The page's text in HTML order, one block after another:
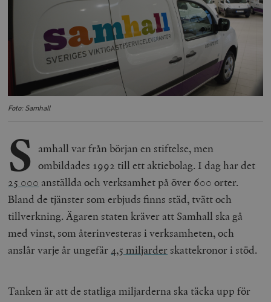
Foto: Samhall
S amhall var från början en stiftelse, men
ombildades 1992 till ett aktiebolag. I dag har det
25 000 anställda och verksamhet på över 600 orter.
Bland de tjänster som erbjuds finns städ, tvätt och
tillverkning. Ägaren staten kräver att Samhall ska gå
med vinst, som återinvesteras i verksamheten, och
anslår varje år ungefär 4,5 miljarder skattekronor i stöd.
Tanken är att de statliga miljarderna ska täcka upp för